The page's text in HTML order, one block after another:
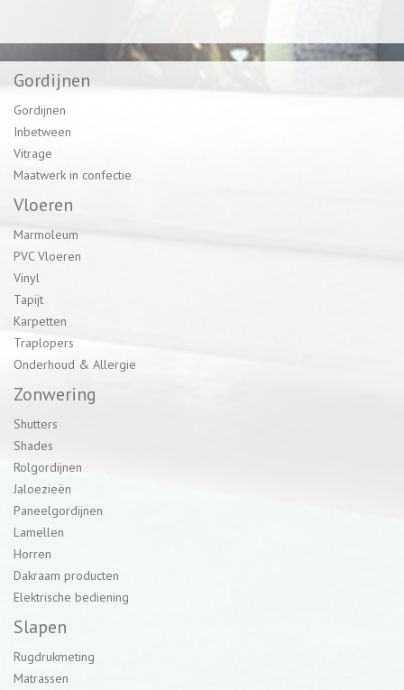
Gordijnen
Gordijnen
Inbetween
Vitrage
Maatwerk in confectie
Vloeren
Marmoleum
PVC Vloeren
Vinyl
Tapijt
Karpetten
Traplopers
Onderhoud & Allergie
Zonwering
Shutters
Shades
Rolgordijnen
Jaloezieën
Paneelgordijnen
Lamellen
Horren
Dakraam producten
Elektrische bediening
Slapen
Rugdrukmeting
Matrassen